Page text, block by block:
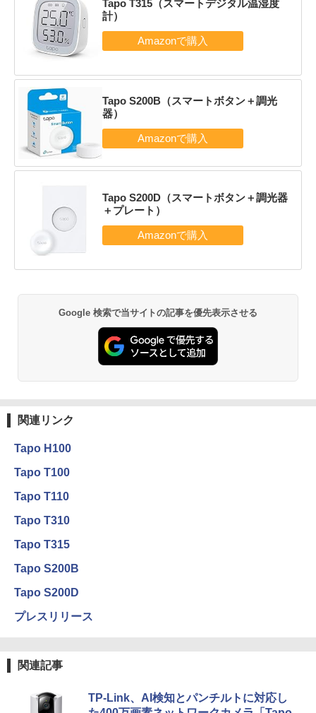
Tapo T315（スマートデジタル温湿度
計）
Tapo S200B（スマートボタン＋調光
器）
Tapo S200D（スマートボタン＋調光器
＋プレート）
Google 検索で当サイトの記事を優先表示させる
関連リンク
Tapo H100
Tapo T100
Tapo T110
Tapo T310
Tapo T315
Tapo S200B
Tapo S200D
プレスリリース
関連記事
TP-Link、AI検知とパンチルトに対応し